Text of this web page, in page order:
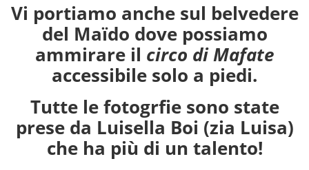
Vi portiamo anche sul belvedere
del Maïdo dove possiamo
ammirare il circo di Mafate
accessibile solo a piedi.
Tutte le fotogrfie sono state
prese da Luisella Boi (zia Luisa)
che ha più di un talento!